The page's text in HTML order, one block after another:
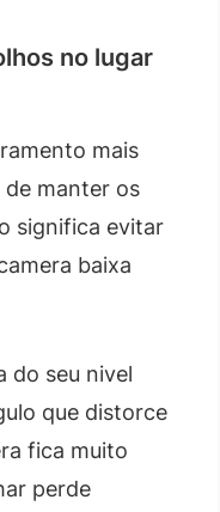
no lugar
mais
manter os
significa evitar
baixa
do seu nivel
que distorce
fica muito
perde